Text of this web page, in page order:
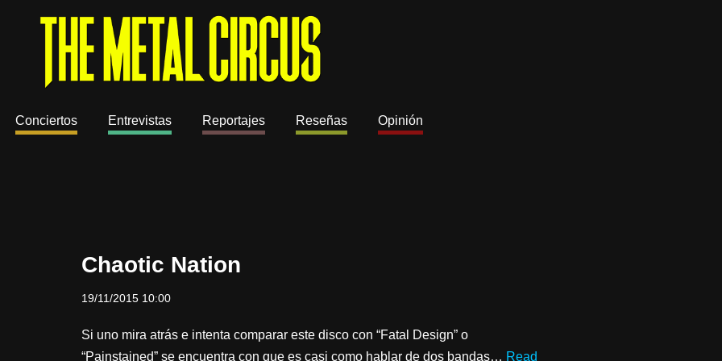
Conciertos Entrevistas Reportajes Reseñas Opinión
Chaotic Nation
19/11/2015 10:00
Si uno mira atrás e intenta comparar este disco con “Fatal Design” o
“Painstained” se encuentra con que es casi como hablar de dos bandas… Read